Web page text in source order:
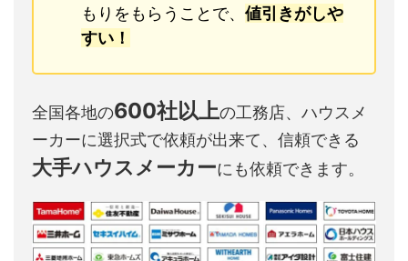
もりをもらうことで、 値引きがしや
すい！
全国各地の600社以上の工務店、ハウスメ
ーカーに選択式で依頼が出来て、信頼できる
大手ハウスメーカーにも依頼できます。